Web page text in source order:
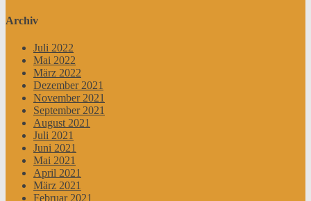
Archiv
Juli 2022
Mai 2022
März 2022
Dezember 2021
November 2021
September 2021
August 2021
Juli 2021
Juni 2021
Mai 2021
April 2021
März 2021
Februar 2021